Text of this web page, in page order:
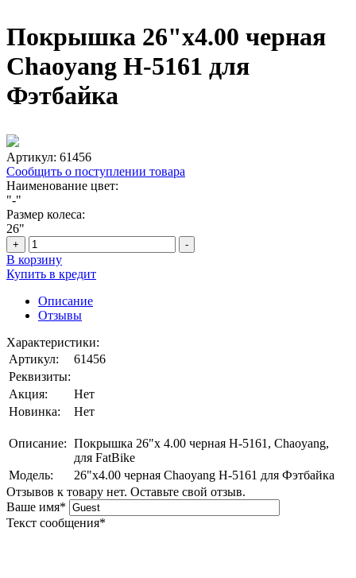
Покрышка 26"х4.00 черная
Chaoyang Н-5161 для
Фэтбайка
Артикул: 61456
Сообщить о поступлении товара
Наименование цвет:
"-"
Размер колеса:
26"
+ -
В корзину
Купить в кредит
Описание
Отзывы
Характеристики:
Артикул:
61456
Реквизиты:
Акция:
Нет
Новинка:
Нет
Описание: Покрышка 26"х 4.00 черная H-5161, Chaoyang,
для FatBike
Модель:
26"х4.00 черная Chaoyang Н-5161 для Фэтбайка
Отзывов к товару нет. Оставьте свой отзыв.
Ваше имя*
Текст сообщения*